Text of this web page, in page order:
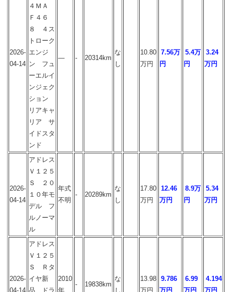
2026-
04-14
４ＭＡ
Ｆ４６
８ ４ス
トローク
エンジ
ン フュ
ーエルイ
ンジェク
ション
リアキャ
リア サ
イドスタ
ンド
― - 20314km
な
し
10.80
万円
7.56万
円
5.4万
円
3.24
万円
2026-
04-14
アドレス
Ｖ１２５
Ｓ ２０
１０年モ
デル フ
ルノーマ
ル
年式
不明
- 20289km
な
し
17.80
万円
12.46
万円
8.9万
円
5.34
万円
2026-
04-14
アドレス
Ｖ１２５
Ｓ Ｒタ
イヤ新
品 ドラ
2010
年
- 19838km
な
し
13.98
万円
9.786
万円
6.99
万円
4.194
万円